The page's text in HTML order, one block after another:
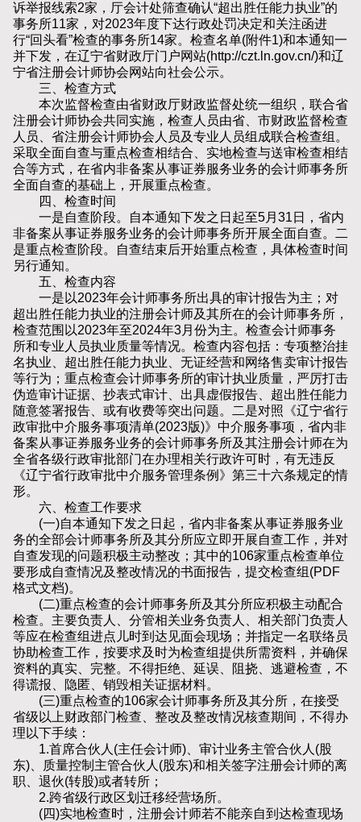
诉举报线索2家，厅会计处筛查确认“超出胜任能力执业”的
事务所11家，对2023年度下达行政处罚决定和关注函进
行“回头看”检查的事务所14家。检查名单(附件1)和本通知一
并下发，在辽宁省财政厅门户网站(http://czt.ln.gov.cn/)和辽
宁省注册会计师协会网站向社会公示。
三、检查方式
本次监督检查由省财政厅财政监督处统一组织，联合省
注册会计师协会共同实施，检查人员由省、市财政监督检查
人员、省注册会计师协会人员及专业人员组成联合检查组。
采取全面自查与重点检查相结合、实地检查与送审检查相结
合等方式，在省内非备案从事证券服务业务的会计师事务所
全面自查的基础上，开展重点检查。
四、检查时间
一是自查阶段。自本通知下发之日起至5月31日，省内
非备案从事证券服务业务的会计师事务所开展全面自查。二
是重点检查阶段。自查结束后开始重点检查，具体检查时间
另行通知。
五、检查内容
一是以2023年会计师事务所出具的审计报告为主；对
超出胜任能力执业的注册会计师及其所在的会计师事务所，
检查范围以2023年至2024年3月份为主。检查会计师事务
所和专业人员执业质量等情况。检查内容包括：专项整治挂
名执业、超出胜任能力执业、无证经营和网络售卖审计报告
等行为；重点检查会计师事务所的审计执业质量，严厉打击
伪造审计证据、抄表式审计、出具虚假报告、超出胜任能力
随意签署报告、或有收费等突出问题。二是对照《辽宁省行
政审批中介服务事项清单(2023版)》中介服务事项，省内非
备案从事证券服务业务的会计师事务所及其注册会计师在为
全省各级行政审批部门在办理相关行政许可时，有无违反
《辽宁省行政审批中介服务管理条例》第三十六条规定的情
形。
六、检查工作要求
(一)自本通知下发之日起，省内非备案从事证券服务业
务的全部会计师事务所及其分所应立即开展自查工作，并对
自查发现的问题积极主动整改；其中的106家重点检查单位
要形成自查情况及整改情况的书面报告，提交检查组(PDF
格式文档)。
(二)重点检查的会计师事务所及其分所应积极主动配合
检查。主要负责人、分管相关业务负责人、相关部门负责人
等应在检查组进点儿时到达见面会现场；并指定一名联络员
协助检查工作，按要求及时为检查组提供所需资料，并确保
资料的真实、完整。不得拒绝、延误、阻挠、逃避检查，不
得谎报、隐匿、销毁相关证据材料。
(三)重点检查的106家会计师事务所及其分所，在接受
省级以上财政部门检查、整改及整改情况核查期间，不得办
理以下手续：
1.首席合伙人(主任会计师)、审计业务主管合伙人(股
东)、质量控制主管合伙人(股东)和相关签字注册会计师的离
职、退伙(转股)或者转所；
2.跨省级行政区划迁移经营场所。
(四)实地检查时，注册会计师若不能亲自到达检查现场